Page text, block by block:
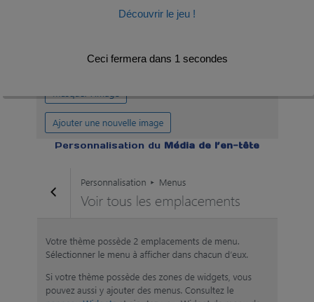
Personnalisation du Média de l’en-tête
Découvrir le jeu !
Ceci fermera dans 1 secondes